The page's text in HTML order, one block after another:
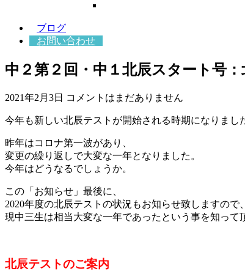
ブログ
お問い合わせ
中２第２回・中１北辰スタート号
2021年2月3日 コメントはまだありません
今年も新しい北辰テストが開始される時期になりまし
昨年はコロナ第一波があり、
変更の繰り返しで大変な一年となりました。
今年はどうなるでしょうか。
この「お知らせ」最後に、
2020年度の北辰テストの状況もお知らせ致しますので、
現中三生は相当大変な一年であったという事を知って
北辰テストのご案内